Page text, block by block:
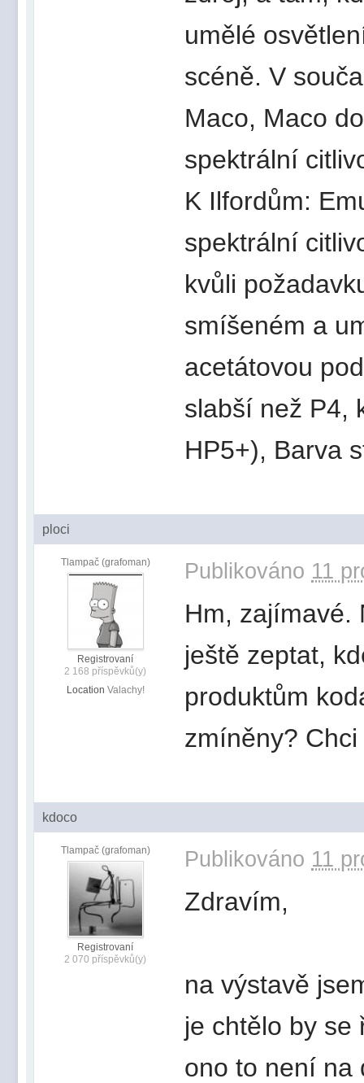
umělé
scéně. V
Maco, Maco
spektrální
K Ilfordům:
spektrální
kvůli
smíšeném a
acetátovou
slabší než P4,
HP5+), Barva
ploci
Tlampač (grafoman)
Registrovaní
2 168 příspěvků(y)
Location Valachy!
Publikováno 11
Hm, zajímavé.
ještě zeptat,
produktům
zmíněny?
kdoco
Tlampač (grafoman)
Registrovaní
2 070 příspěvků(y)
Publikováno 11
Zdravím,
na výstavě
je chtělo by se
ono to není na